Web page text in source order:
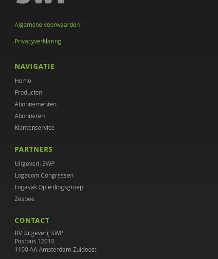
Algemene voorwaarden
Privacyverklaring
NAVIGATIE
Home
Producten
Abonnementen
Abonneren
Klantenservice
PARTNERS
Uitgeverij SWP
Logacom Congressen
Logavak Opleidingsgroep
Zesbee
CONTACT
BV Uitgeverij SWP
Postbus 12010
1100 AA Amsterdam-Zuidoost